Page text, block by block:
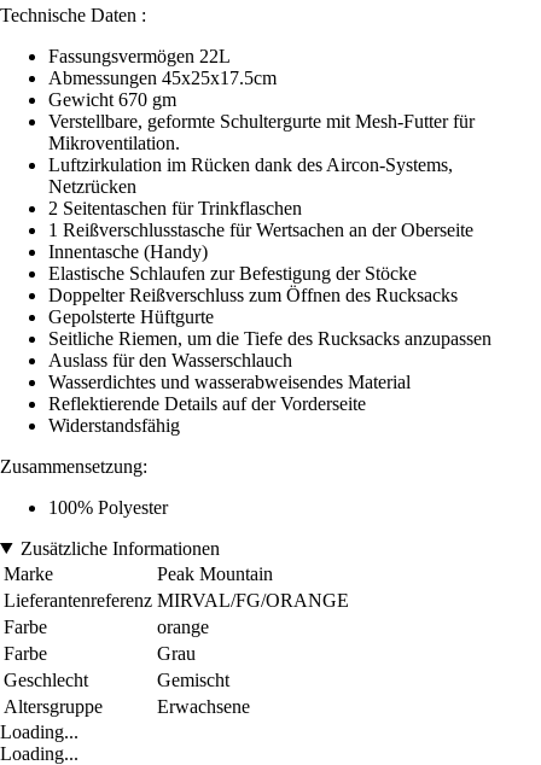
Technische Daten :
Fassungsvermögen 22L
Abmessungen 45x25x17.5cm
Gewicht 670 gm
Verstellbare, geformte Schultergurte mit Mesh-Futter für
Mikroventilation.
Luftzirkulation im Rücken dank des Aircon-Systems,
Netzrücken
2 Seitentaschen für Trinkflaschen
1 Reißverschlusstasche für Wertsachen an der Oberseite
Innentasche (Handy)
Elastische Schlaufen zur Befestigung der Stöcke
Doppelter Reißverschluss zum Öffnen des Rucksacks
Gepolsterte Hüftgurte
Seitliche Riemen, um die Tiefe des Rucksacks anzupassen
Auslass für den Wasserschlauch
Wasserdichtes und wasserabweisendes Material
Reflektierende Details auf der Vorderseite
Widerstandsfähig
Zusammensetzung:
100% Polyester
Zusätzliche Informationen
Marke
Peak Mountain
Lieferantenreferenz MIRVAL/FG/ORANGE
Farbe
orange
Farbe
Grau
Geschlecht
Gemischt
Altersgruppe
Erwachsene
Loading...
Loading...